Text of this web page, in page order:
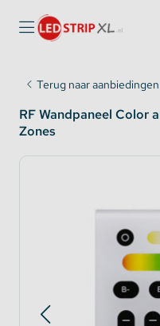
Terug naar aanbiedingen
RF Wandpaneel Color
Zones